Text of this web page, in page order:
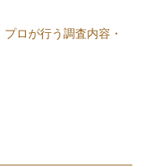
ロが行う調査内容・